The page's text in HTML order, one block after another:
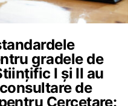
gradele de
I și II au
de
Cercetare: